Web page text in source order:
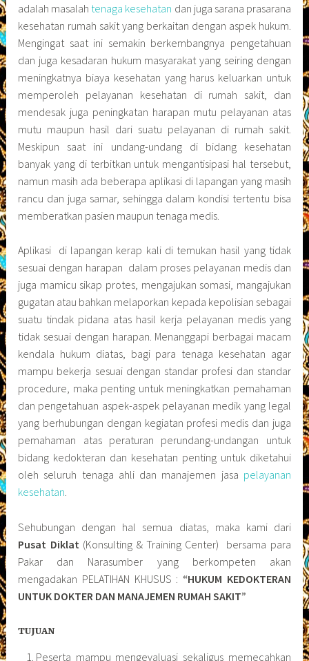
adalah masalah tenaga kesehatan dan juga sarana prasarana
kesehatan rumah sakit yang berkaitan dengan aspek hukum.
Mengingat saat ini semakin berkembangnya pengetahuan
dan juga kesadaran hukum masyarakat yang seiring dengan
meningkatnya biaya kesehatan yang harus keluarkan untuk
memperoleh pelayanan kesehatan di rumah sakit, dan
mendesak juga peningkatan harapan mutu pelayanan atas
mutu maupun hasil dari suatu pelayanan di rumah sakit.
Meskipun saat ini undang-undang di bidang kesehatan
banyak yang di terbitkan untuk mengantisipasi hal tersebut,
namun masih ada beberapa aplikasi di lapangan yang masih
rancu dan juga samar, sehingga dalam kondisi tertentu bisa
memberatkan pasien maupun tenaga medis.
Aplikasi di lapangan kerap kali di temukan hasil yang tidak
sesuai dengan harapan dalam proses pelayanan medis dan
juga mamicu sikap protes, mengajukan somasi, mangajukan
gugatan atau bahkan melaporkan kepada kepolisian sebagai
suatu tindak pidana atas hasil kerja pelayanan medis yang
tidak sesuai dengan harapan. Menanggapi berbagai macam
kendala hukum diatas, bagi para tenaga kesehatan agar
mampu bekerja sesuai dengan standar profesi dan standar
procedure, maka penting untuk meningkatkan pemahaman
dan pengetahuan aspek-aspek pelayanan medik yang legal
yang berhubungan dengan kegiatan profesi medis dan juga
pemahaman atas peraturan perundang-undangan untuk
bidang kedokteran dan kesehatan penting untuk diketahui
oleh seluruh tenaga ahli dan manajemen jasa pelayanan
kesehatan.
Sehubungan dengan hal semua diatas, maka kami dari
Pusat Diklat (Konsulting & Training Center) bersama para
Pakar dan Narasumber yang berkompeten akan
mengadakan PELATIHAN KHUSUS : “HUKUM KEDOKTERAN
UNTUK DOKTER DAN MANAJEMEN RUMAH SAKIT”
TUJUAN
Peserta mampu mengevaluasi sekaligus memecahkan